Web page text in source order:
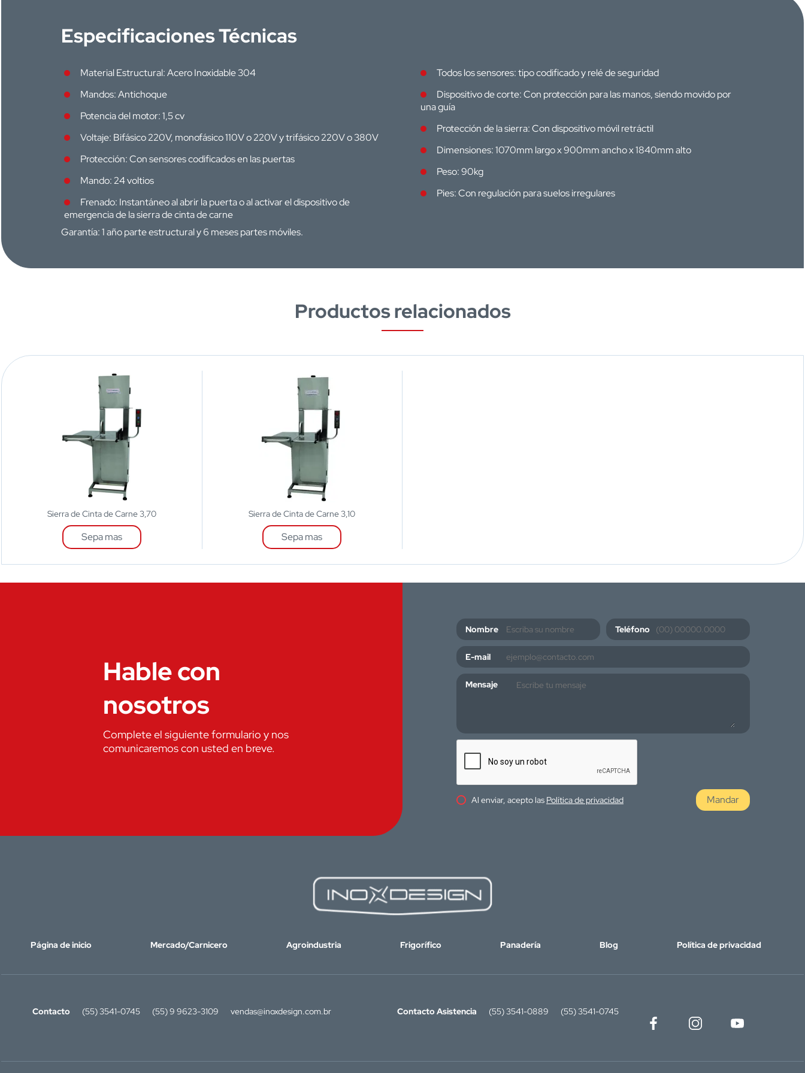
Especificaciones Técnicas
Material Estructural: Acero Inoxidable 304
Mandos: Antichoque
Potencia del motor: 1,5 cv
Voltaje: Bifásico 220V, monofásico 110V o 220V y trifásico 220V o 380V
Protección: Con sensores codificados en las puertas
Mando: 24 voltios
Frenado: Instantáneo al abrir la puerta o al activar el dispositivo de
emergencia de la sierra de cinta de carne
Todos los sensores: tipo codificado y relé de seguridad
Dispositivo de corte: Con protección para las manos, siendo movido por
una guía
Protección de la sierra: Con dispositivo móvil retráctil
Dimensiones: 1070mm largo x 900mm ancho x 1840mm alto
Peso: 90kg
Pies: Con regulación para suelos irregulares
Garantía: 1 año parte estructural y 6 meses partes móviles.
Productos relacionados
Sierra de Cinta de Carne 3,70
Sepa mas
Sierra de Cinta de Carne 3,10
Sepa mas
Hable con
nosotros
Complete el siguiente formulario y nos
comunicaremos con usted en breve.
Nombre Teléfono
E-mail
Mensaje
Al enviar, acepto las Política de privacidad Mandar
Página de inicio Mercado/Carnicero Agroindustria Frigorífico Panadería Blog Política de privacidad
Contacto (55) 3541-0745 (55) 9 9623-3109 vendas@inoxdesign.com.br Contacto Asistencia (55) 3541-0889 (55) 3541-0745